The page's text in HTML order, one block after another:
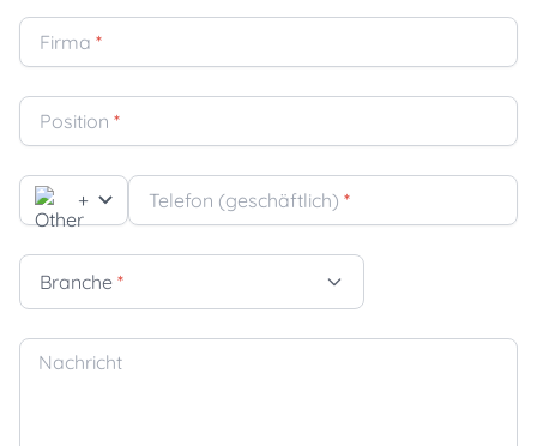
Firma *
Position *
+ Telefon (geschäftlich) *
Branche *
Nachricht